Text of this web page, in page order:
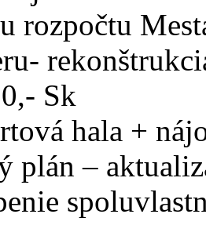
rozpočtu
Sk
hala +
plán –